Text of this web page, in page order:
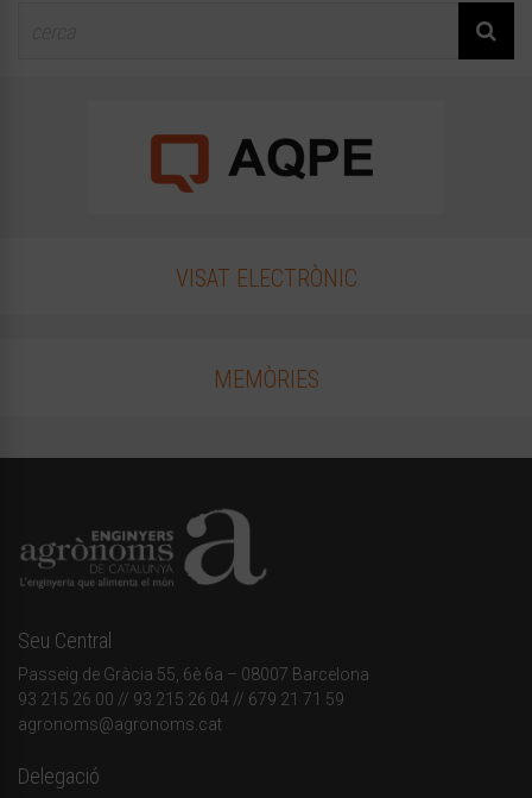
VISAT ELECTRÒNIC
MEMÒRIES
Seu Central
Passeig de Gràcia 55, 6è 6a – 08007 Barcelona
93 215 26 00 // 93 215 26 04 // 679 21 71 59
agronoms@agronoms.cat
Delegació